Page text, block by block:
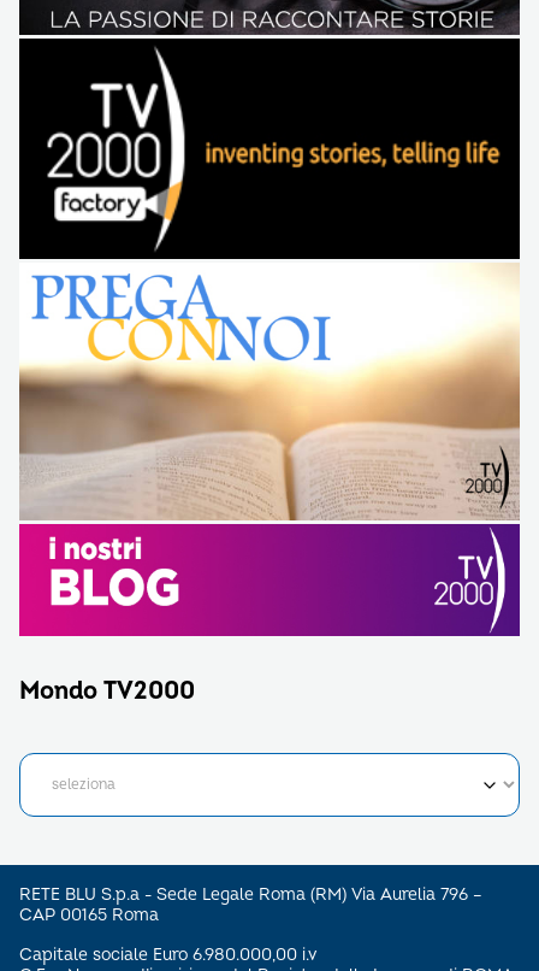
Mondo TV2000
RETE BLU S.p.a - Sede Legale Roma (RM) Via Aurelia 796 –
CAP 00165 Roma
Capitale sociale Euro 6.980.000,00 i.v